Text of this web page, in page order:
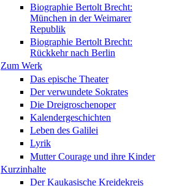
Biographie Bertolt Brecht:
München in der Weimarer
Republik
Biographie Bertolt Brecht:
Rückkehr nach Berlin
Zum Werk
Das epische Theater
Der verwundete Sokrates
Die Dreigroschenoper
Kalendergeschichten
Leben des Galilei
Lyrik
Mutter Courage und ihre Kinder
Kurzinhalte
Der Kaukasische Kreidekreis